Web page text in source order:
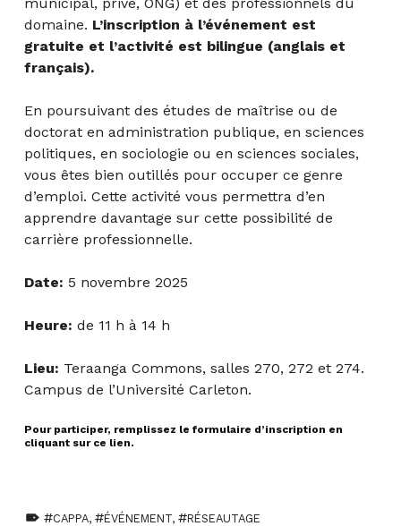
domaine. L’inscription à l’événement est
gratuite et l’activité est bilingue (anglais et
français).
En poursuivant des études de maîtrise ou de
doctorat en administration publique, en sciences
politiques, en sociologie ou en sciences sociales,
vous êtes bien outillés pour occuper ce genre
d’emploi. Cette activité vous permettra d’en
apprendre davantage sur cette possibilité de
carrière professionnelle.
Date: 5 novembre 2025
Heure: de 11 h à 14 h
Lieu: Teraanga Commons, salles 270, 272 et 274.
Campus de l’Université Carleton.
Pour participer, remplissez le formulaire d’inscription en
cliquant sur ce lien.
CAPPA, ÉVÉNEMENT, RÉSEAUTAGE